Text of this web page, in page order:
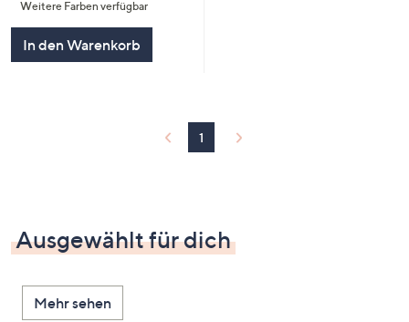
5
Weitere Farben verfügbar
In den Warenkorb
1
Ausgewählt für dich
Mehr sehen